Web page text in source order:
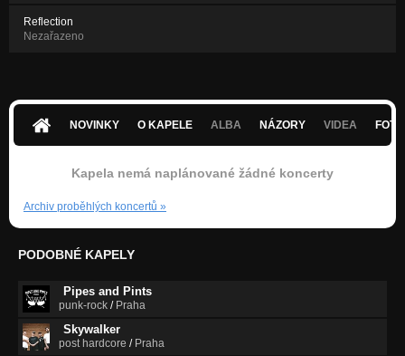
Reflection
Nezařazeno
NOVINKY O KAPELE ALBA NÁZORY VIDEA
Kapela nemá naplánované žádné koncerty
Archiv proběhlých koncertů »
PODOBNÉ KAPELY
Pipes and Pints
punk-rock / Praha
Skywalker
post hardcore / Praha